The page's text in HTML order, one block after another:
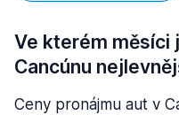
Ve kterém měsíci
Cancúnu
Ceny pronájmu aut v